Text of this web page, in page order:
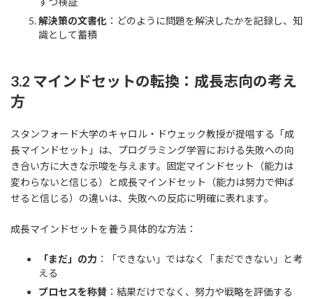
解決策の文書化 ：どのように問題を解決したかを記録し、知
識として蓄積
3.2 マインドセットの転換：成長志向の考え
方
スタンフォード大学のキャロル・ドウェック教授が提唱する「成
長マインドセット」は、プログラミング学習における失敗への向
き合い方に大きな示唆を与えます。固定マインドセット（能力は
変わらないと信じる）と成長マインドセット（能力は努力で伸ば
せると信じる）の違いは、失敗への反応に明確に表れます。
成長マインドセットを養う具体的な方法：
「まだ」の力 ：「できない」ではなく「まだできない」と考
える
プロセスを称賛 ：結果だけでなく、努力や戦略を評価する